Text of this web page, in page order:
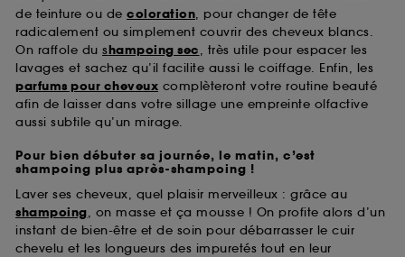
de teinture ou de coloration, pour changer de tête
radicalement ou simplement couvrir des cheveux blancs.
On raffole du shampoing sec, très utile pour espacer les
lavages et sachez qu’il facilite aussi le coiffage. Enfin, les
parfums pour cheveux complèteront votre routine beauté
afin de laisser dans votre sillage une empreinte olfactive
aussi subtile qu’un mirage.
Pour bien débuter sa journée, le matin, c’est
shampoing plus après-shampoing !
Laver ses cheveux, quel plaisir merveilleux : grâce au
shampoing, on masse et ça mousse ! On profite alors d’un
instant de bien-être et de soin pour débarrasser le cuir
chevelu et les longueurs des impuretés tout en leur